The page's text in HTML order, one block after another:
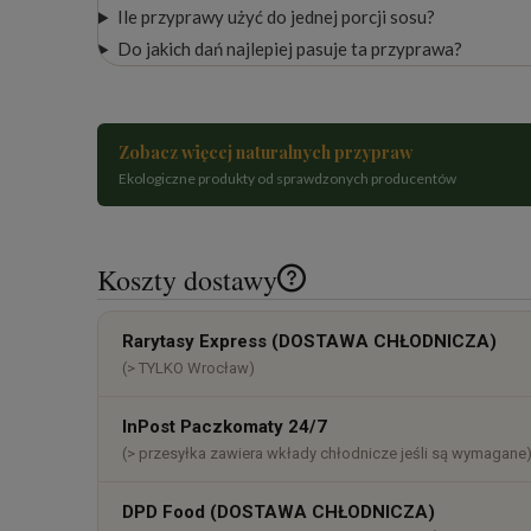
Ile przyprawy użyć do jednej porcji sosu?
Do jakich dań najlepiej pasuje ta przyprawa?
Zobacz więcej naturalnych przypraw
Ekologiczne produkty od sprawdzonych producentów
Koszty dostawy
Cena nie zawiera ewentualnych
Rarytasy Express (DOSTAWA CHŁODNICZA)
(> TYLKO Wrocław)
InPost Paczkomaty 24/7
(> przesyłka zawiera wkłady chłodnicze jeśli są wymagane)
DPD Food (DOSTAWA CHŁODNICZA)